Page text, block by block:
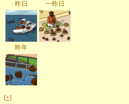
昨日 一昨日
昨年
[+]